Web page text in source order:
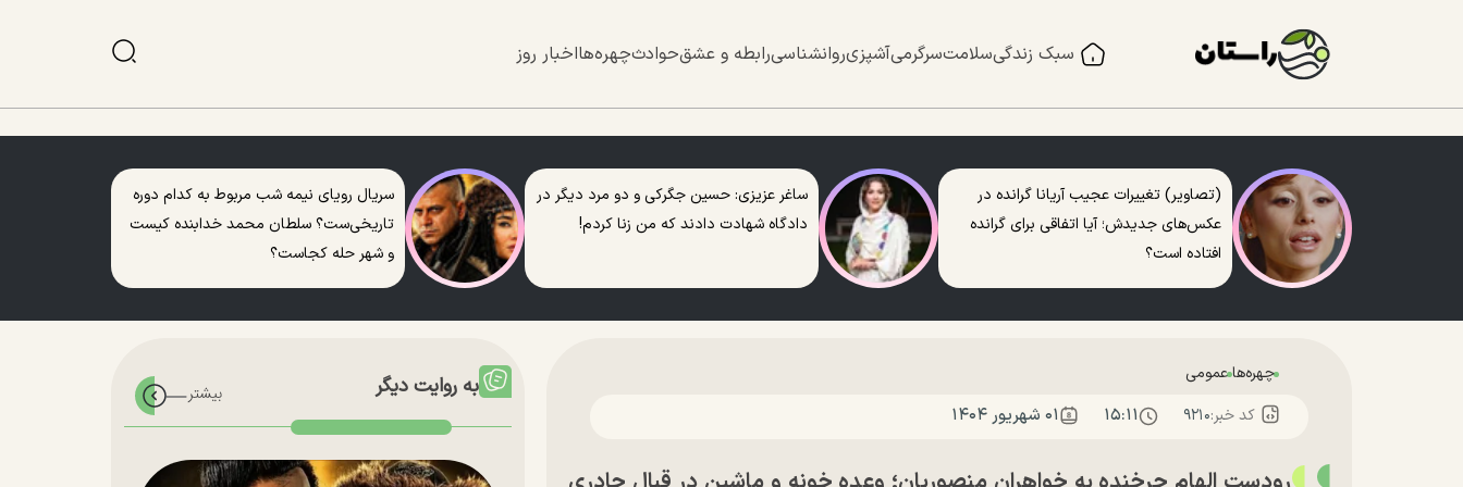
سبک زندگیسلامتسرگرمیآشپزیروانشناسیرابطه و عشقحوادثچهره‌هااخبار روز
(تصاویر) تغییرات عجیب آریانا گرانده در
عکس‌های جدیدش؛ آیا اتفاقی برای گرانده
افتاده است؟
ساغر عزیزی: حسین جگرکی و دو مرد دیگر در
دادگاه شهادت دادند که من زنا کردم!
سریال رویای نیمه شب مربوط به کدام دوره
تاریخی‌ست؟ سلطان محمد خدابنده کیست
و شهر حله کجاست؟
چهره‌هاعمومی
کد خبر:۹۲۱۰ ۱۵:۱۱ ۰۱ شهريور ۱۴۰۴
به روایت دیگر